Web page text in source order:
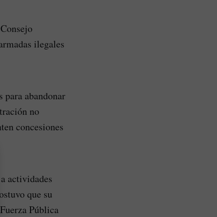
ilegales
para abandonar
no
concesiones
actividades
que su
Pública